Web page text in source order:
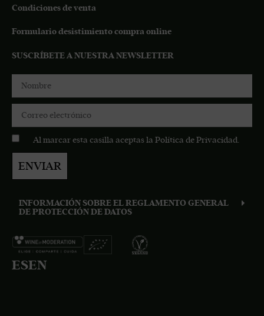
Condiciones de venta
Formulario desistimiento compra online
SUSCRÍBETE A NUESTRA NEWSLETTER
Al marcar esta casilla aceptas la Política de Privacidad.
ENVIAR
INFORMACIÓN SOBRE EL REGLAMENTO GENERAL
DE PROTECCIÓN DE DATOS
ESEN